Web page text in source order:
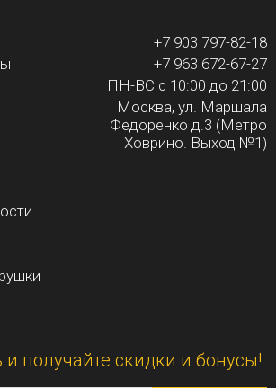
+7 903 797-82-18
+7 963 672-67-27
ПН-ВС с 10:00 до 21:00
Москва, ул. Маршала
Федоренко д.3 (Метро
Ховрино. Выход №1)
получайте скидки и бонусы!